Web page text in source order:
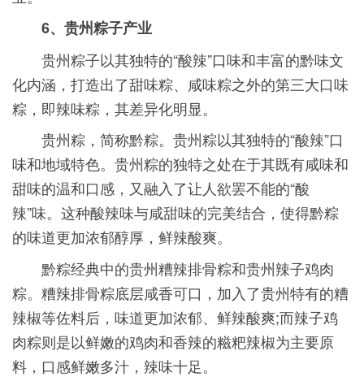
6、贵州粽子产业
贵州粽子以其独特的“酸辣”口味和丰富的黔味文
化内涵，打造出了甜味粽、咸味粽之外的第三大口味
粽，即辣味粽，其差异化明显。
贵州粽，简称黔粽。贵州粽以其独特的“酸辣”口
味和地域特色。贵州粽的独特之处在于其既有咸味和
甜味的温和口感，又融入了让人欲罢不能的“酸
辣”味。这种酸辣味与咸甜味的完美结合，使得黔粽
的味道更加浓郁醇厚，鲜辣酸爽。
黔粽经典中的贵州糟辣排骨粽和贵州辣子鸡肉
粽。糟辣排骨粽底层咸香可口，加入了贵州特有的糟
辣椒等佐料后，味道更加浓郁、鲜辣酸爽;而辣子鸡
肉粽则是以鲜嫩的鸡肉和香辣的糍粑辣椒为主要原
料，口感鲜嫩多汁，辣味十足。